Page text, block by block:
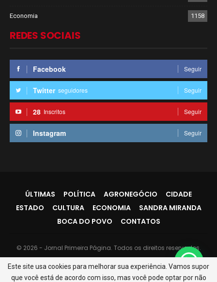
Economia 1158
REDES SOCIAIS
Facebook Seguir
Twitter seguidores Seguir
28 Inscritos Seguir
Instagram Seguir
ÚLTIMAS POLÍTICA AGRONEGÓCIO
CIDADE
ESTADO
CULTURA ECONOMIA
SANDRA MIRANDA
BOCA DO POVO
CONTATOS
© 2026 - Jornal Primeira Página. Todos os direitos reservados.
Este site usa cookies para melhorar sua experiência. Vamos supor
que você está de acordo com isso, mas você pode optar por não